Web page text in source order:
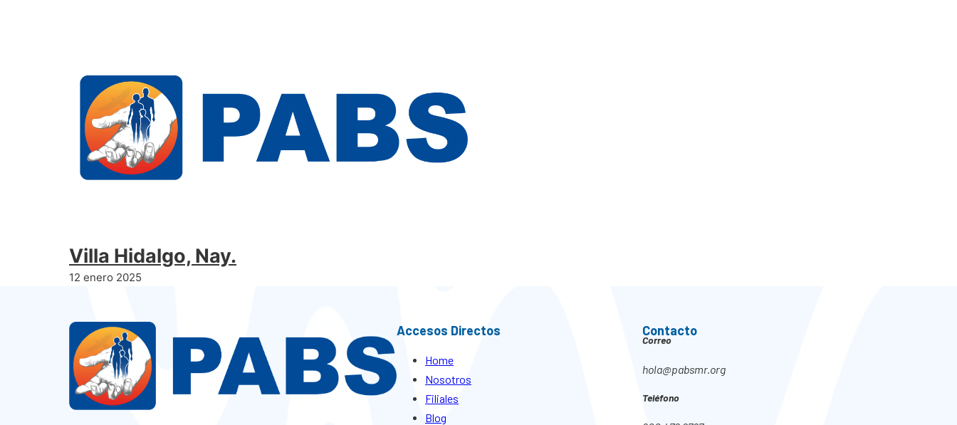
Villa Hidalgo, Nay.
12 enero 2025
Accesos Directos
Home
Nosotros
Filiales
Blog
Contacto
Correo
hola@pabsmr.org
Teléfono